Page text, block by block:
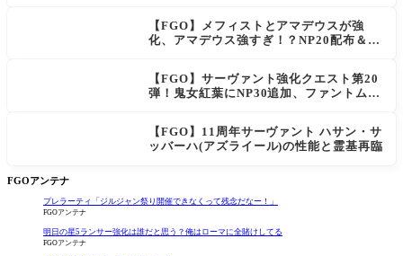
【FGO】メフィストとアマデウスが強
化、アマデウス強すぎ！？NP20配布＆Ar
【FGO】サーヴァント強化クエスト第20
弾！鬼女紅葉にNP30追加、ファントムも
【FGO】11周年サーヴァント ハサン・サ
ッバーハ(アズライール)の性能と霊基再臨
FGOアンテナ
プレラーティ「ジルジャン祭り開催できなくって残念だなー！」
FGOアンテナ
明日の星5ランサー強化は誰だと思う？俺はローマに全賭けしてる
FGOアンテナ